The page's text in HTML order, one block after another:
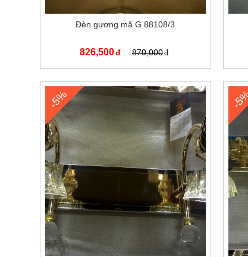
Đèn gương mã G 88108/3
826,500 870,000
-5% -